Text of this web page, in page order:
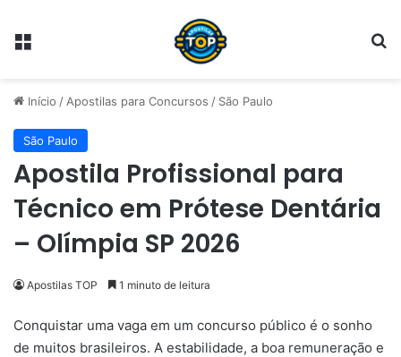
Menu
Início / Apostilas para Concursos / São Paulo
São Paulo
Apostila Profissional para
Técnico em Prótese Dentária
– Olímpia SP 2026
Apostilas TOP 1 minuto de leitura
Conquistar uma vaga em um concurso público é o sonho
de muitos brasileiros. A estabilidade, a boa remuneração e